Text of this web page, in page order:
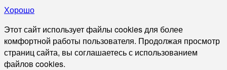
Хорошо
Этот сайт использует файлы cookies для более
комфортной работы пользователя. Продолжая просмотр
страниц сайта, вы соглашаетесь с использованием
файлов cookies.